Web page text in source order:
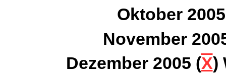
Oktober
November
Dezember 2005 (X)